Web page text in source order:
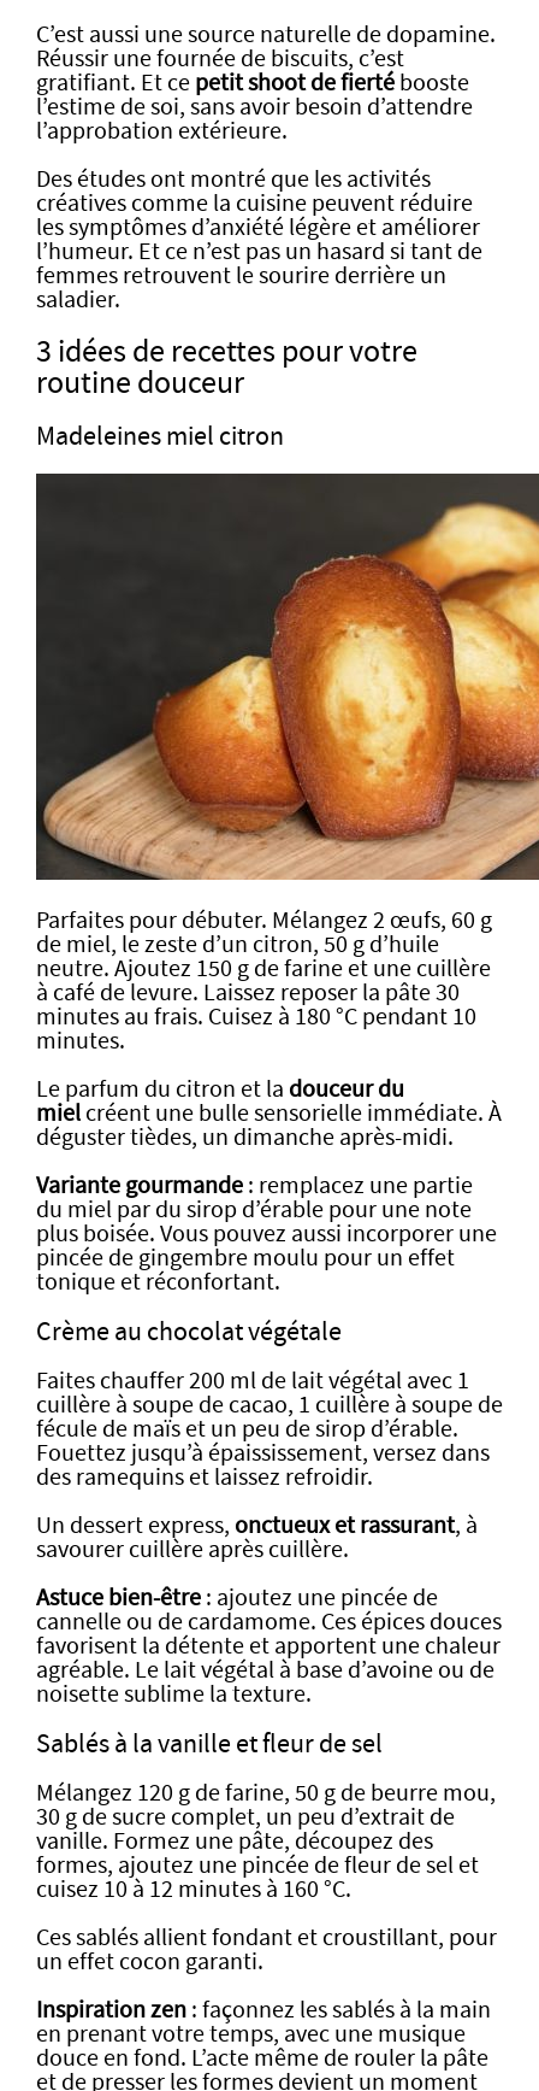
C’est aussi une source naturelle de dopamine.
Réussir une fournée de biscuits, c’est
gratifiant. Et ce petit shoot de fierté booste
l’estime de soi, sans avoir besoin d’attendre
l’approbation extérieure.
Des études ont montré que les activités
créatives comme la cuisine peuvent réduire
les symptômes d’anxiété légère et améliorer
l’humeur. Et ce n’est pas un hasard si tant de
femmes retrouvent le sourire derrière un
saladier.
3 idées de recettes pour votre
routine douceur
Madeleines miel citron
Parfaites pour débuter. Mélangez 2 œufs, 60 g
de miel, le zeste d’un citron, 50 g d’huile
neutre. Ajoutez 150 g de farine et une cuillère
à café de levure. Laissez reposer la pâte 30
minutes au frais. Cuisez à 180 °C pendant 10
minutes.
Le parfum du citron et la douceur du
miel créent une bulle sensorielle immédiate. À
déguster tièdes, un dimanche après-midi.
Variante gourmande : remplacez une partie
du miel par du sirop d’érable pour une note
plus boisée. Vous pouvez aussi incorporer une
pincée de gingembre moulu pour un effet
tonique et réconfortant.
Crème au chocolat végétale
Faites chauffer 200 ml de lait végétal avec 1
cuillère à soupe de cacao, 1 cuillère à soupe de
fécule de maïs et un peu de sirop d’érable.
Fouettez jusqu’à épaississement, versez dans
des ramequins et laissez refroidir.
Un dessert express, onctueux et rassurant, à
savourer cuillère après cuillère.
Astuce bien-être : ajoutez une pincée de
cannelle ou de cardamome. Ces épices douces
favorisent la détente et apportent une chaleur
agréable. Le lait végétal à base d’avoine ou de
noisette sublime la texture.
Sablés à la vanille et fleur de sel
Mélangez 120 g de farine, 50 g de beurre mou,
30 g de sucre complet, un peu d’extrait de
vanille. Formez une pâte, découpez des
formes, ajoutez une pincée de fleur de sel et
cuisez 10 à 12 minutes à 160 °C.
Ces sablés allient fondant et croustillant, pour
un effet cocon garanti.
Inspiration zen : façonnez les sablés à la main
en prenant votre temps, avec une musique
douce en fond. L’acte même de rouler la pâte
et de presser les formes devient un moment